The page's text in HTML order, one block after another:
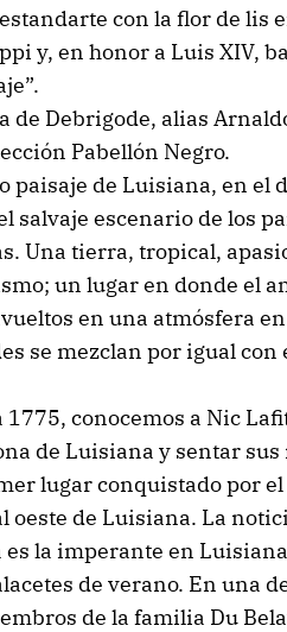
con la flor de lis
y, en honor a Luis XIV,
de Debrigode, alias
Pabellón Negro.
paisaje de Luisiana, en el
salvaje escenario de los
Una tierra, tropical,
un lugar en donde el
en una atmósfera
se mezclan por igual con
conocemos a Nic
de Luisiana y sentar sus
lugar conquistado por
oeste de Luisiana. La
la imperante en
de verano. En una
de la familia Du